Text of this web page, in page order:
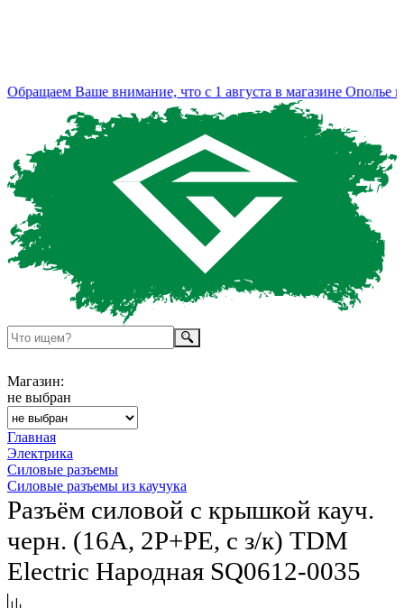
Ваше внимание, что с 1 августа в магазине Ополье
Магазин:
не выбран
Главная
Электрика
Силовые разъемы
Силовые разъемы из каучука
Разъём силовой с крышкой кауч.
черн. (16А, 2Р+РЕ, с з/к) TDM
Еlectric Народная SQ0612-0035